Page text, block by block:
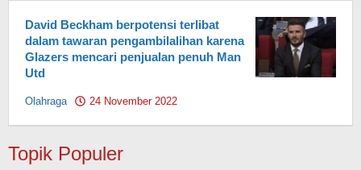
David Beckham berpotensi terlibat
dalam tawaran pengambilalihan karena
Glazers mencari penjualan penuh Man
Utd
Olahraga 24 November 2022
Topik Populer